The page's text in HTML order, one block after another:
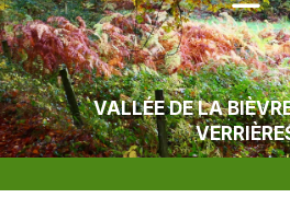
VALLÉE DE LA